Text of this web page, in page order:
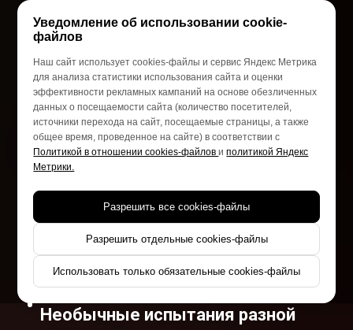
Уведомление об использовании cookie-
файлов
Наш сайт использует cookies-файлы и сервис Яндекс Метрика
для анализа статистики использования сайта и оценки
эффективности рекламных кампаний на основе обезличенных
данных о посещаемости сайта (количество посетителей,
источники перехода на сайт, посещаемые страницы, а также
общее время, проведенное на сайте) в соответствии с
Политикой в отношении cookies-файловиполитикой Яндекс
Метрики.
Разрешить все cookies-файлы
Разрешить отдельные cookies-файлы
Использовать только обязательные cookies-файлы
Организуем Взрослый
день рождения
в стиле уникального
Игрового-ШОУ
Форт Боярд
Нет аналогов в России
Продолжительность праздника от
2.5 до 5 часов
Необычные испытания разной